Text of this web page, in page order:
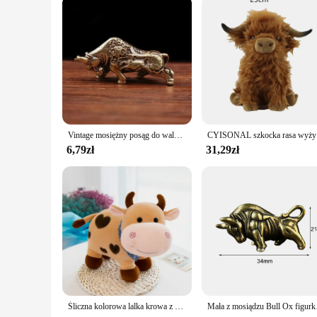
**Versatile and Convenient for Vendors and Suppliers**
As a wholesale vendor or supplier, the Bull leather GT5
looking for both style and durability. The coat's sets,
product makes it a standout choice for those looking to
Vintage mosiężny posąg do walki byków Mini dekoracja z motywem zwierzęcym na blat posągi byka ozdoby wykwintne ręcznie robiony prezent
6,79zł 31,29zł
Śliczna kolorowa lalka krowa z kreskówek 25 cm Super miękka pluszowa zabawka z szalikiem Kawaii Bull Doll Świetne prezenty Mała z